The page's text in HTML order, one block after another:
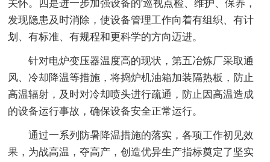
关怀。四是进一步加强设备的'巡视点检、维护、保养，
发现隐患及时消除，使设备管理工作向着有组织、有计
划、有标准、有规程和更科学的方向迈进。
针对电炉变压器温度高的现状，第五冶炼厂采取通
风、冷却降温等措施，将捣炉机油箱加装隔热板，防止
高温辐射，及时对冷却喷头进行疏通，防止因高温造成
的设备运行事故，确保设备安全正常运行。
通过一系列防暑降温措施的落实，各项工作初见效
果，为战高温，夺高产，创造优异生产指标奠定了坚实